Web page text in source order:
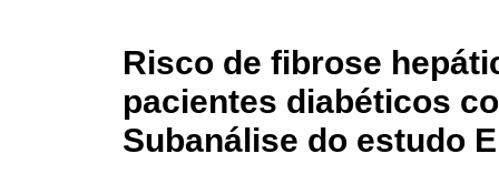
Risco de fibrose
pacientes diabéticos
Subanálise do estudo